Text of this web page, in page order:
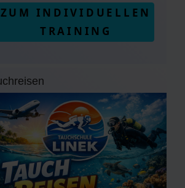
ZUM INDIVIDUELLEN
TRAINING